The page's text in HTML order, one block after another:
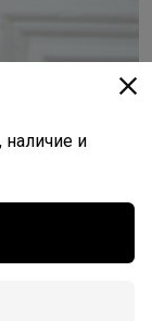
наличие и